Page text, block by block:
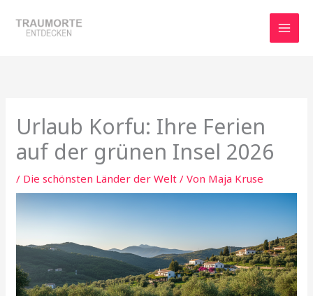
Inhalt
Urlaub Korfu: Ihre Ferien
auf der grünen Insel 2026
/ Die schönsten Länder der Welt / Von Maja Kruse